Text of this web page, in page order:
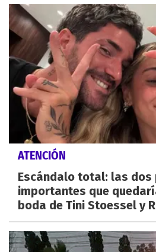
ATENCIÓN
Escándalo total: las dos
importantes que
boda de Tini Stoessel y